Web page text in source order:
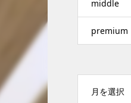
middle
premium
月を選択